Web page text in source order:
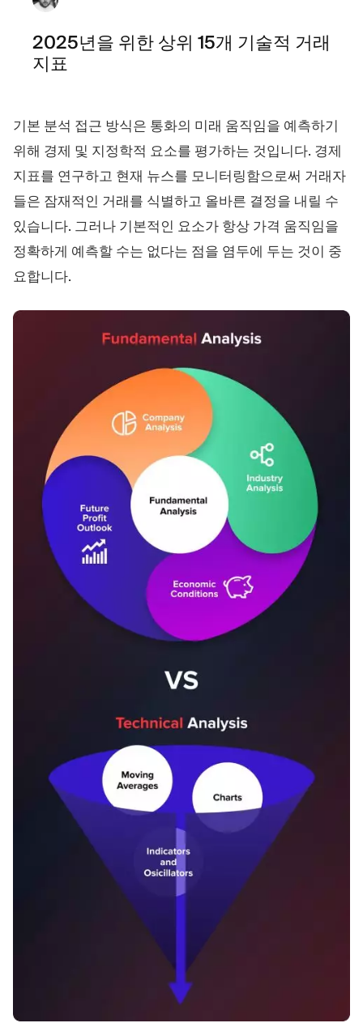
2025년을 위한 상위 15개 기술적 거래
지표
기본 분석 접근 방식은 통화의 미래 움직임을 예측하기
위해 경제 및 지정학적 요소를 평가하는 것입니다. 경제
지표를 연구하고 현재 뉴스를 모니터링함으로써 거래자
들은 잠재적인 거래를 식별하고 올바른 결정을 내릴 수
있습니다. 그러나 기본적인 요소가 항상 가격 움직임을
정확하게 예측할 수는 없다는 점을 염두에 두는 것이 중
요합니다.